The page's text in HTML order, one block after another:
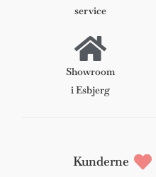
service
Showroom
i Esbjerg
Kunderne